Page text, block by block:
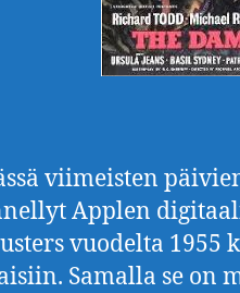
viimeisten
Applen
vuodelta
Samalla se on